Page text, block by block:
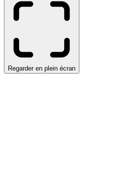
Regarder en plein écran